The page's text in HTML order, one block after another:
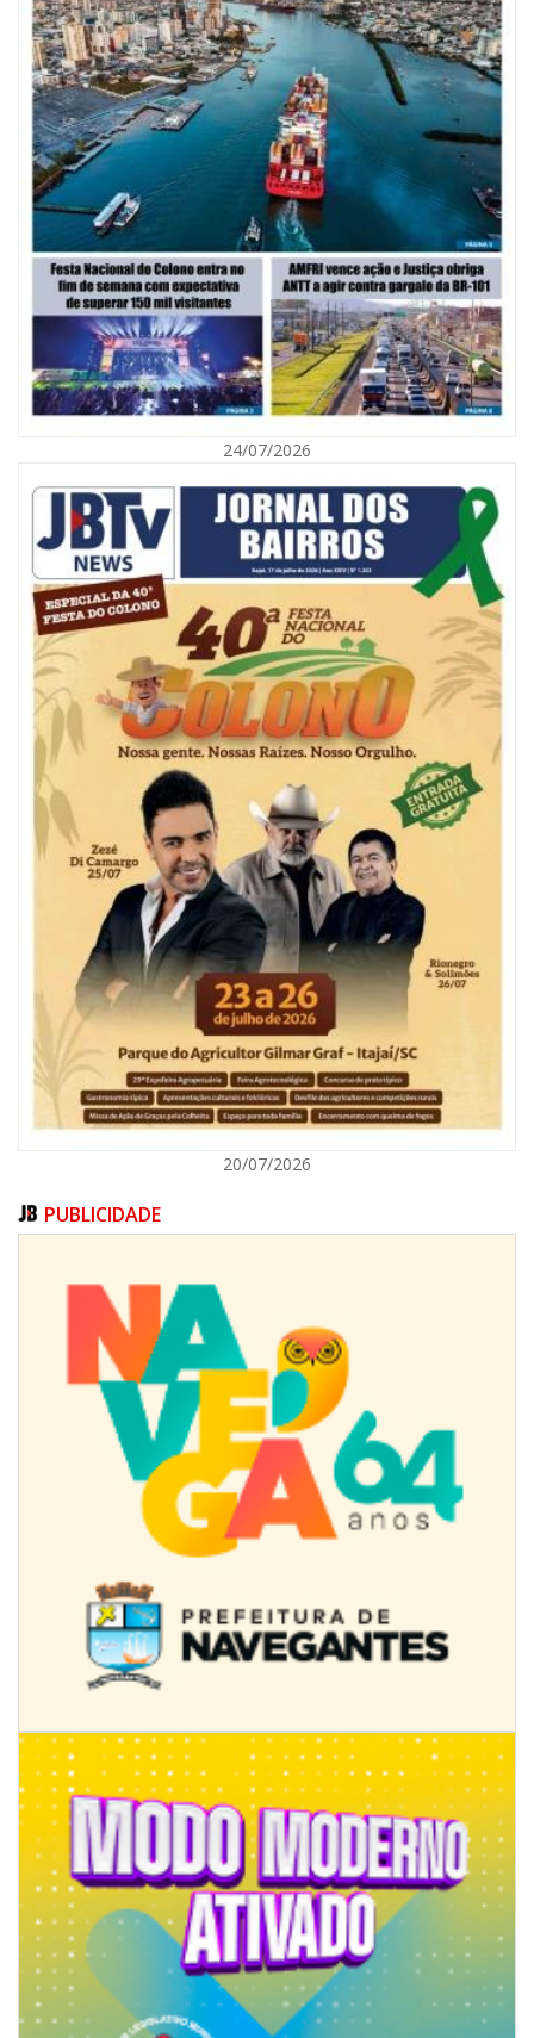
08/08/2026 | 07:00
Saúde de BC abre inscrições para Oficina Regional de Qualidade em
Vigilância Sanitária
PENHA
08/08/2026 | 07:00
Reservatórios de Penha são higienizados com ajuda de mergulhadores e
sem interrupção no abastecimento
ITAJAÍ
08/08/2026 | 07:00
Limpeza de valas e ribeirões avança no interior de Itajaí
ITAJAÍ
24/07/2026
20/07/2026
PUBLICIDADE